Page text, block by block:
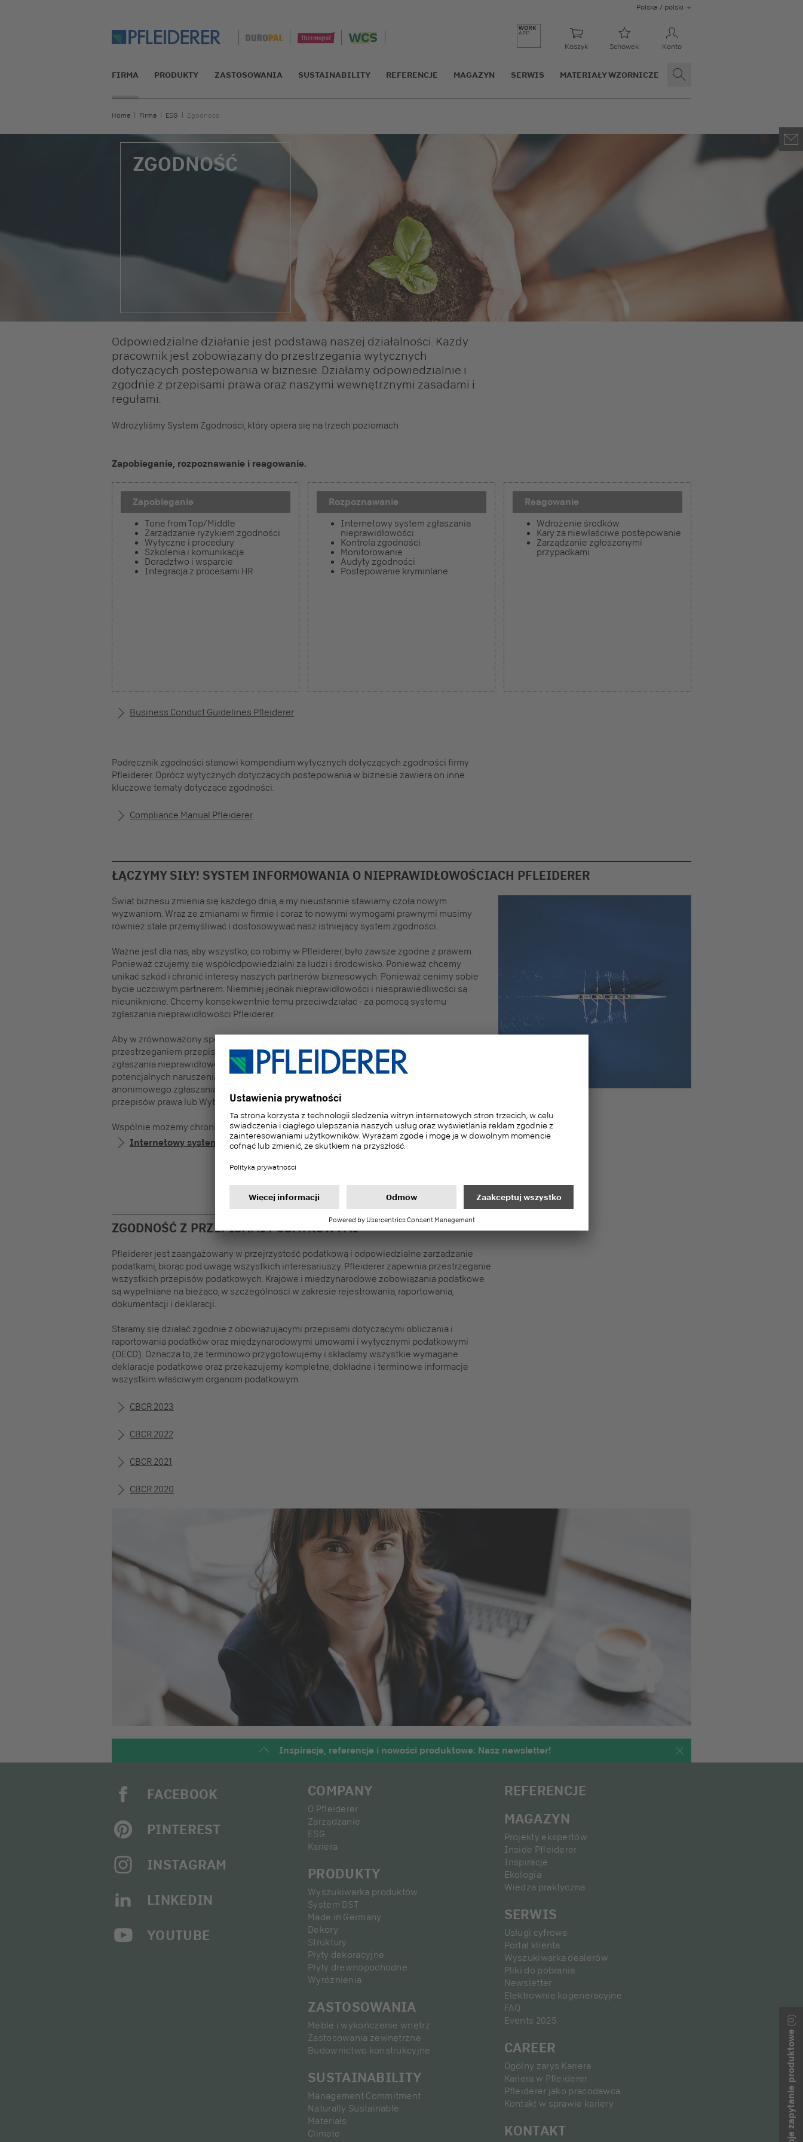
Polska / polski
Koszyk Schowek Konto
FIRMA PRODUKTY ZASTOSOWANIA SUSTAINABILITY REFERENCJE MAGAZYN SERWIS MATERIAŁY WZORNICZE
Home Firma ESG Zgodność
ZGODNOŚĆ
Odpowiedzialne działanie jest podstawą naszej działalności. Każdy
pracownik jest zobowiązany do przestrzegania wytycznych
dotyczących postępowania w biznesie. Działamy odpowiedzialnie i
zgodnie z przepisami prawa oraz naszymi wewnętrznymi zasadami i
regułami.
Wdrożyliśmy System Zgodności, który opiera się na trzech poziomach
Zapobieganie, rozpoznawanie i reagowanie.
Zapobieganie
Tone from Top/Middle
Zarządzanie ryzykiem zgodności
Wytyczne i procedury
Szkolenia i komunikacja
Doradztwo i wsparcie
Integracja z procesami HR
Rozpoznawanie
Internetowy system zgłaszania
nieprawidłowości
Kontrola zgodności
Monitorowanie
Audyty zgodności
Postępowanie kryminlane
Reagowanie
Wdrożenie środków
Kary za niewłaściwe postępowanie
Zarządzanie zgłoszonymi
przypadkami
Business Conduct Guidelines Pfleiderer
Podręcznik zgodności stanowi kompendium wytycznych dotyczących zgodności firmy
Pfleiderer. Oprócz wytycznych dotyczących postępowania w biznesie zawiera on inne
kluczowe tematy dotyczące zgodności.
Compliance Manual Pfleiderer
ŁĄCZYMY SIŁY! SYSTEM INFORMOWANIA O NIEPRAWIDŁOWOŚCIACH PFLEIDERER
Świat biznesu zmienia się każdego dnia, a my nieustannie stawiamy czoła nowym
wyzwaniom. Wraz ze zmianami w firmie i coraz to nowymi wymogami prawnymi musimy
również stale przemyśliwać i dostosowywać nasz istniejący system zgodności.
Ważne jest dla nas, aby wszystko, co robimy w Pfleiderer, było zawsze zgodne z prawem.
Ponieważ czujemy się współodpowiedzialni za ludzi i środowisko. Ponieważ chcemy
unikać szkód i chronić interesy naszych partnerów biznesowych. Ponieważ cenimy sobie
bycie uczciwym partnerem. Niemniej jednak nieprawidłowości i niesprawiedliwości są
nieuniknione. Chcemy konsekwentnie temu przeciwdziałać - za pomocą systemu
zgłaszania nieprawidłowości Pfleiderer.
Aby w zrównoważony sposób chronić naszą firmę przed zagrożeniami związanymi z
przestrzeganiem przepisów, zdecydowaliśmy się uruchomić internetowy system
zgłaszania nieprawidłowości, dzięki któremu możemy być jak najwcześniej informowani o
potencjalnych naruszeniach przepisów i od razu im zaradzać. System oferuje możliwość
anonimowego zgłaszania domniemanych lub możliwych do udowodnienia naruszeń
przepisów prawa lub Wytycznych dotyczących postępowania w biznesie.
Wspólnie możemy chronić Pfleiderer przed ryzykiem.
Internetowy system zgłaszania nieprawidłowości
ZGODNOŚĆ Z PRZEPISAMI PODATKOWYMI
Pfleiderer jest zaangażowany w przejrzystość podatkową i odpowiedzialne zarządzanie
podatkami, biorąc pod uwagę wszystkich interesariuszy. Pfleiderer zapewnia przestrzeganie
wszystkich przepisów podatkowych. Krajowe i międzynarodowe zobowiązania podatkowe
są wypełniane na bieżąco, w szczególności w zakresie rejestrowania, raportowania,
dokumentacji i deklaracji.
Staramy się działać zgodnie z obowiązującymi przepisami dotyczącymi obliczania i
raportowania podatków oraz międzynarodowymi umowami i wytycznymi podatkowymi
(OECD). Oznacza to, że terminowo przygotowujemy i składamy wszystkie wymagane
deklaracje podatkowe oraz przekazujemy kompletne, dokładne i terminowe informacje
wszystkim właściwym organom podatkowym.
CBCR 2023
CBCR 2022
CBCR 2021
CBCR 2020
Twoje zapytanie produktowe
(0)
Inspiracje, referencje i nowości produktowe: Nasz newsletter!
FACEBOOK
PINTEREST
INSTAGRAM
LINKEDIN
YOUTUBE
COMPANY
O Pfleiderer
Zarządzanie
ESG
Kariera
PRODUKTY
Wyszukiwarka produktów
System DST
Made in Germany
Dekory
Struktury
Płyty dekoracyjne
Płyty drewnopochodne
Wyróżnienia
ZASTOSOWANIA
Meble i wykończenie wnętrz
Zastosowania zewnętrzne
Budownictwo konstrukcyjne
SUSTAINABILITY
Management Commitment
Naturally Sustainable
Materiałs
Climate
REFERENCJE
MAGAZYN
Projekty ekspertów
Inside Pfleiderer
Inspiracje
Ekologia
Wiedza praktyczna
SERWIS
Usługi cyfrowe
Portal klienta
Wyszukiwarka dealerów
Pliki do pobrania
Newsletter
Elektrownie kogeneracyjne
FAQ
Events 2025
CAREER
Ogólny zarys Kariera
Kariera w Pfleiderer
Pfleiderer jako pracodawca
Kontakt w sprawie kariery
KONTAKT